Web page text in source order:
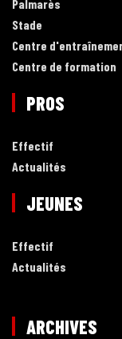
Palmarès
Stade
Centre
Centre de formation
PROS
Effectif
Actualités
JEUNES
Effectif
Actualités
ARCHIVES